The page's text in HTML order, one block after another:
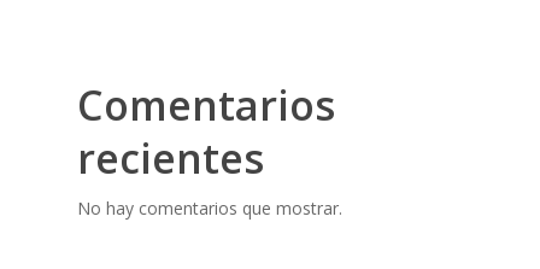
Comentarios
recientes
No hay comentarios que mostrar.